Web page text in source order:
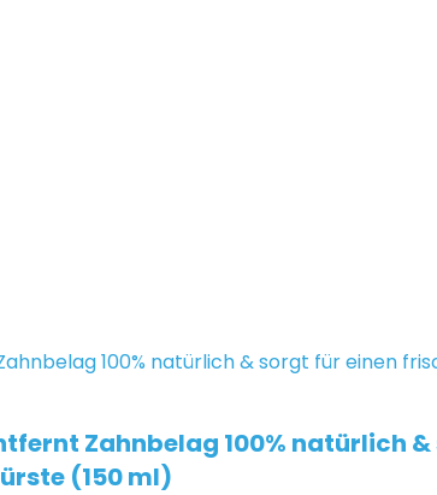
Zahnbelag 100%
(150 ml)